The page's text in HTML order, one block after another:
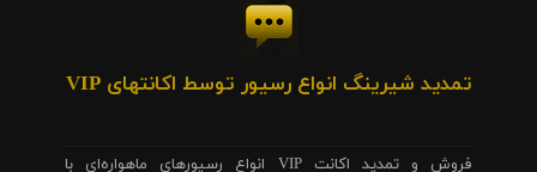
تمدید شیرینگ انواع رسیور توسط اکانتهای VIP
فروش و تمدید اکانت VIP انواع رسیورهای ماهواره‌ای با